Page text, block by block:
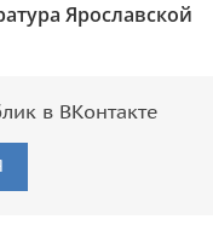
Ярославской
в ВКонтакте